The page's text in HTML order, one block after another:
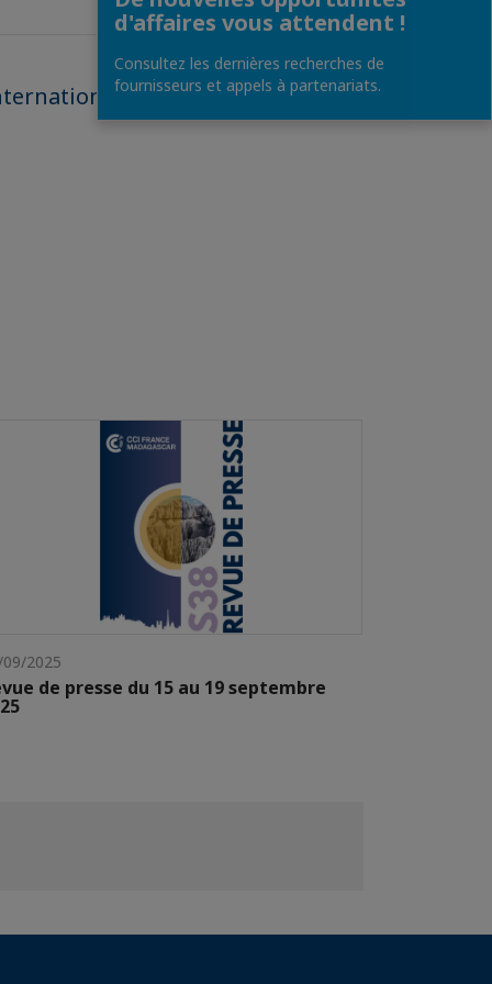
2025
de presse du 15 au 19 septembre
d'affaires vous attendent !
Consultez les dernières recherches de
fournisseurs et appels à partenariats.